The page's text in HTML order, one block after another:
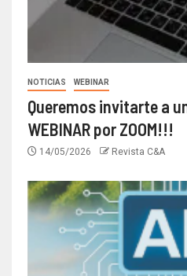
NOTICIAS WEBINAR
Queremos invitarte a
WEBINAR por ZOOM!!!
14/05/2026 Revista C&A